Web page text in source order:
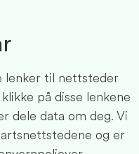
lenker til nettsteder
på disse lenkene
dele data om deg. Vi
og er